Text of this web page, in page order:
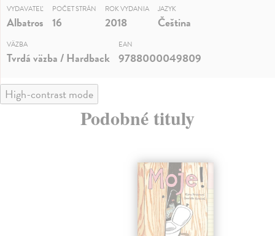
VYDAVATEĽ
Albatros
POČET STRÁN
16
ROK VYDANIA
2018
JAZYK
Čeština
VÄZBA
Tvrdá väzba / Hardback
EAN
9788000049809
High-contrast mode
Podobné tituly